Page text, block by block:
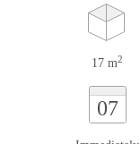
17 m2
07